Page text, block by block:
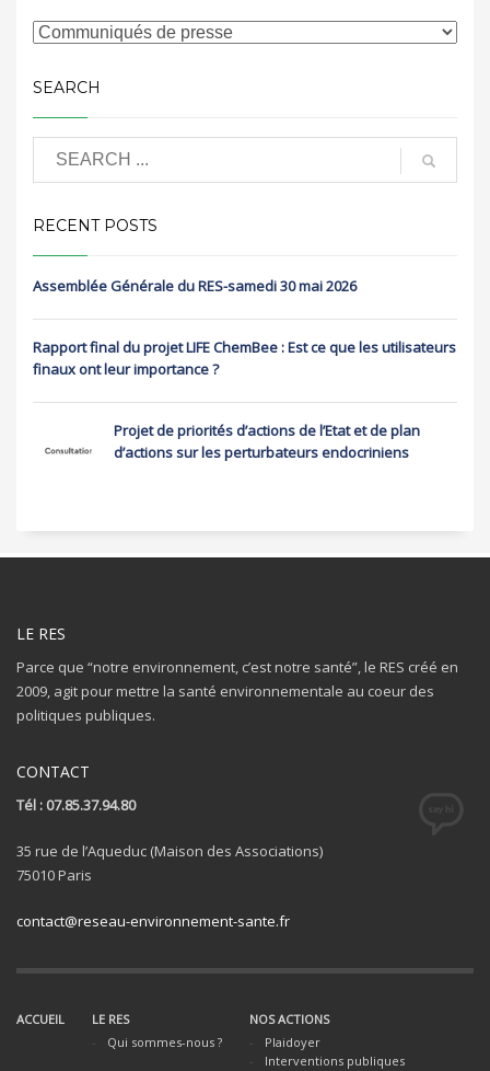
SEARCH
RECENT POSTS
Assemblée Générale du RES-samedi 30 mai 2026
Rapport final du projet LIFE ChemBee : Est ce que les utilisateurs
finaux ont leur importance ?
Projet de priorités d’actions de l’Etat et de plan
d’actions sur les perturbateurs endocriniens
LE RES
Parce que “notre environnement, c’est notre santé”, le RES créé en
2009, agit pour mettre la santé environnementale au coeur des
politiques publiques.
CONTACT
Tél : 07.85.37.94.80
35 rue de l’Aqueduc (Maison des Associations)
75010 Paris
contact@reseau-environnement-sante.fr
ACCUEIL
LE RES
Qui sommes-nous ?
NOS ACTIONS
Plaidoyer
Interventions publiques